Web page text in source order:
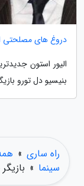
دروغ های مصلحتی
الیور استون
بنیسیو دل تورو
راه ساری »
سینما »